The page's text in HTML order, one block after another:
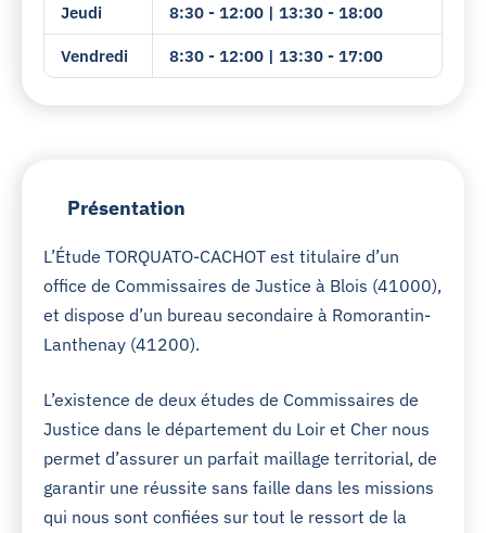
Jeudi 8:30 - 12:00 | 13:30 - 18:00
Vendredi 8:30 - 12:00 | 13:30 - 17:00
Présentation
L’Étude TORQUATO-CACHOT est titulaire d’un
office de Commissaires de Justice à Blois (41000),
et dispose d’un bureau secondaire à Romorantin-
Lanthenay (41200).
L’existence de deux études de Commissaires de
Justice dans le département du Loir et Cher nous
permet d’assurer un parfait maillage territorial, de
garantir une réussite sans faille dans les missions
qui nous sont confiées sur tout le ressort de la